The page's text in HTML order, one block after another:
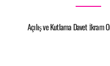
Açılış ve Kutlama Davet İkram